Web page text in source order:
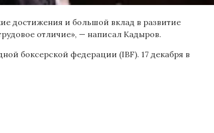
достижения и большой вклад в развитие
отличие», — написал Кадыров.
боксерской федерации (IBF). 17 декабря в